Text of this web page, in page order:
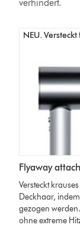
verhindert.
NEU.
Flyaway
Versteckt
Deckhaar,
gezogen
ohne extreme